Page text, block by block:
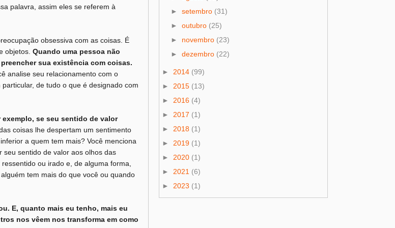
palavra, assim eles se referem à
obsessiva com as coisas. É
objetos. Quando uma pessoa não
sua existência com coisas.
analise seu relacionamento com o
particular, de tudo o que é designado com
se seu sentido de valor
coisas lhe despertam um sentimento
a quem tem mais? Você menciona
sentido de valor aos olhos das
ou irado e, de alguma forma,
tem mais do que você ou quando
E, quanto mais eu tenho, mais eu
nos vêem nos transforma em como
► setembro (31)
► outubro (25)
► novembro (23)
► dezembro (22)
► 2014 (99)
► 2015 (13)
► 2016 (4)
► 2017 (1)
► 2018 (1)
► 2019 (1)
► 2020 (1)
► 2021 (6)
► 2023 (1)